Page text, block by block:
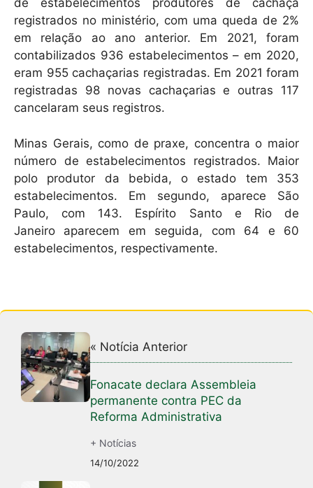
de estabelecimentos produtores de cachaça
registrados no ministério, com uma queda de 2%
em relação ao ano anterior. Em 2021, foram
contabilizados 936 estabelecimentos – em 2020,
eram 955 cachaçarias registradas. Em 2021 foram
registradas 98 novas cachaçarias e outras 117
cancelaram seus registros.
Minas Gerais, como de praxe, concentra o maior
número de estabelecimentos registrados. Maior
polo produtor da bebida, o estado tem 353
estabelecimentos. Em segundo, aparece São
Paulo, com 143. Espírito Santo e Rio de
Janeiro aparecem em seguida, com 64 e 60
estabelecimentos, respectivamente.
« Notícia Anterior
Fonacate declara Assembleia
permanente contra PEC da
Reforma Administrativa
+ Notícias
14/10/2022